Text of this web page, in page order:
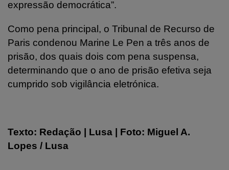
expressão democrática”.
Como pena principal, o Tribunal de Recurso de
Paris condenou Marine Le Pen a três anos de
prisão, dos quais dois com pena suspensa,
determinando que o ano de prisão efetiva seja
cumprido sob vigilância eletrónica.
Texto: Redação | Lusa | Foto: Miguel A.
Lopes / Lusa